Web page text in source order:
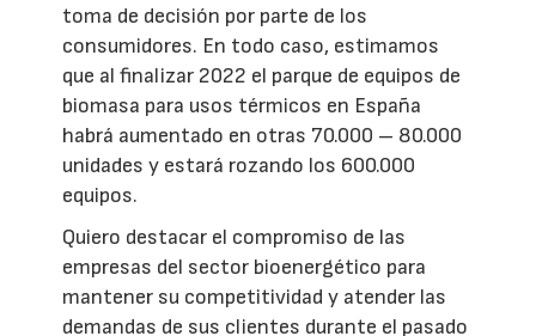
toma de decisión por parte de los
consumidores. En todo caso, estimamos
que al finalizar 2022 el parque de equipos de
biomasa para usos térmicos en España
habrá aumentado en otras 70.000 – 80.000
unidades y estará rozando los 600.000
equipos.
Quiero destacar el compromiso de las
empresas del sector bioenergético para
mantener su competitividad y atender las
demandas de sus clientes durante el pasado